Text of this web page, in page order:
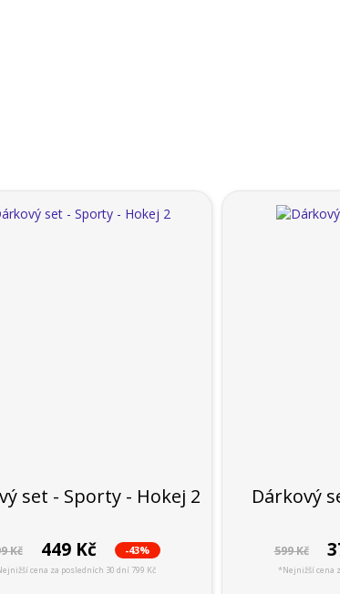
set - Sporty - Hokej 2
Kč 449 Kč -43%
cena za posledních 30 dní 799 Kč
Dárkový
599 Kč
*Nejnižší cena